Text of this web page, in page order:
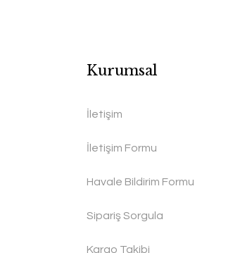
Kurumsal
İletişim
İletişim Formu
Havale Bildirim Formu
Sipariş Sorgula
Kargo Takibi